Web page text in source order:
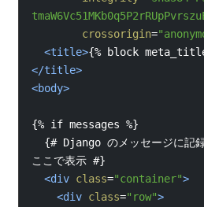
crossorigin=
<title>{% block
</title>
<body>
{% if messages %}
{# Django のメッセージに記
ここで表示 #}
<div class="container">
<div class="row">